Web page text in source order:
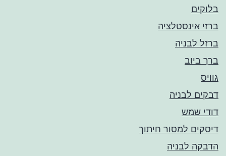
בלוקים
ברזי אינסטלציה
ברזל לבניה
ברך ביוב
גוויס
דבקים לבניה
דודי שמש
דיסקים למסור חיתוך
הדבקה לבניה